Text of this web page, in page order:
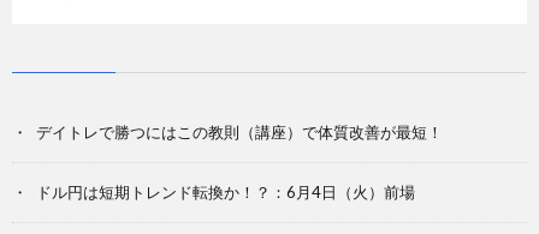
デイトレで勝つにはこの教則（講座）で体質改善が最短！
ドル円は短期トレンド転換か！？：6月4日（火）前場